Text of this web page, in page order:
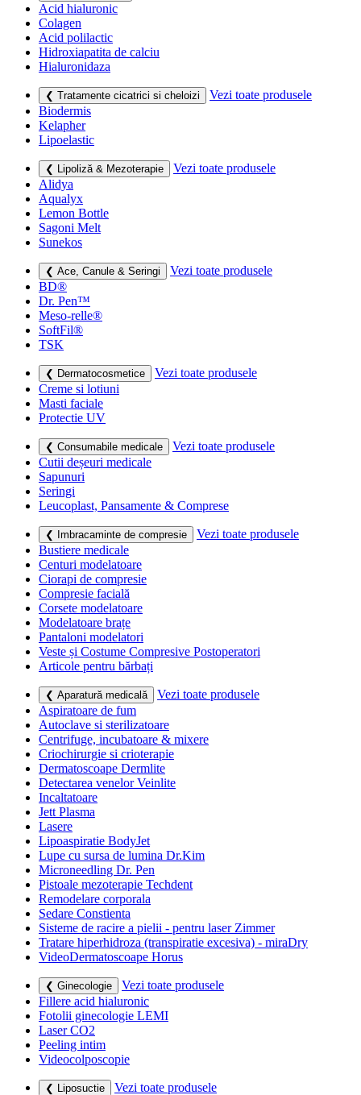
Acid hialuronic
Colagen
Acid polilactic
Hidroxiapatita de calciu
Hialuronidaza
❮ Tratamente cicatrici si cheloizi
Vezi toate produsele
Biodermis
Kelapher
Lipoelastic
❮ Lipoliză & Mezoterapie
Vezi toate produsele
Alidya
Aqualyx
Lemon Bottle
Sagoni Melt
Sunekos
❮ Ace, Canule & Seringi
Vezi toate produsele
BD®
Dr. Pen™
Meso-relle®
SoftFil®
TSK
❮ Dermatocosmetice
Vezi toate produsele
Creme si lotiuni
Masti faciale
Protectie UV
❮ Consumabile medicale
Vezi toate produsele
Cutii deșeuri medicale
Sapunuri
Seringi
Leucoplast, Pansamente & Comprese
❮ Imbracaminte de compresie
Vezi toate produsele
Bustiere medicale
Centuri modelatoare
Ciorapi de compresie
Compresie facială
Corsete modelatoare
Modelatoare brațe
Pantaloni modelatori
Veste și Costume Compresive Postoperatori
Articole pentru bărbați
❮ Aparatură medicală
Vezi toate produsele
Aspiratoare de fum
Autoclave si sterilizatoare
Centrifuge, incubatoare & mixere
Criochirurgie si crioterapie
Dermatoscoape Dermlite
Detectarea venelor Veinlite
Incaltatoare
Jett Plasma
Lasere
Lipoaspiratie BodyJet
Lupe cu sursa de lumina Dr.Kim
Microneedling Dr. Pen
Pistoale mezoterapie Techdent
Remodelare corporala
Sedare Constienta
Sisteme de racire a pielii - pentru laser Zimmer
Tratare hiperhidroza (transpiratie excesiva) - miraDry
VideoDermatoscoape Horus
❮ Ginecologie
Vezi toate produsele
Fillere acid hialuronic
Fotolii ginecologie LEMI
Laser CO2
Peeling intim
Videocolposcopie
❮ Liposuctie
Vezi toate produsele